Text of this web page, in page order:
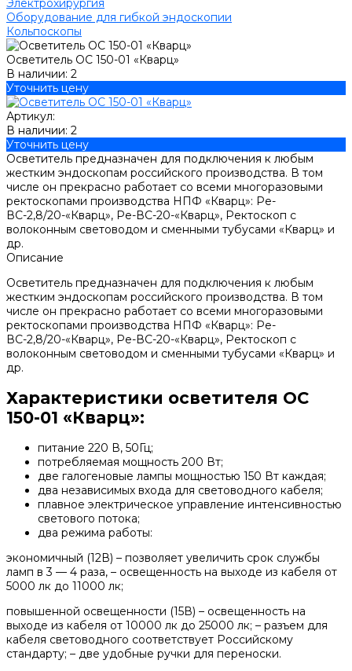
Оборудование для гибкой эндоскопии
Кольпоскопы
Осветитель ОС 150-01 «Кварц»
В наличии: 2
Уточнить цену
Артикул:
В наличии: 2
Уточнить цену
Осветитель предназначен для подключения к любым
жестким эндоскопам российского производства. В том
числе он прекрасно работает со всеми многоразовыми
ректоскопами производства НПФ «Кварц»: Ре-
ВС-2,8/20-«Кварц», Ре-ВС-20-«Кварц», Ректоскоп с
волоконным световодом и сменными тубусами «Кварц» и
др.
Описание
Осветитель предназначен для подключения к любым
жестким эндоскопам российского производства. В том
числе он прекрасно работает со всеми многоразовыми
ректоскопами производства НПФ «Кварц»: Ре-
ВС-2,8/20-«Кварц», Ре-ВС-20-«Кварц», Ректоскоп с
волоконным световодом и сменными тубусами «Кварц» и
др.
Характеристики осветителя ОС
150-01 «Кварц»:
питание 220 В, 50Гц;
потребляемая мощность 200 Вт;
две галогеновые лампы мощностью 150 Вт каждая;
два независимых входа для световодного кабеля;
плавное электрическое управление интенсивностью
светового потока;
два режима работы:
экономичный (12В) – позволяет увеличить срок службы
ламп в 3 — 4 раза, – освещенность на выходе из кабеля от
5000 лк до 11000 лк;
повышенной освещенности (15В) – освещенность на
выходе из кабеля от 10000 лк до 25000 лк; – разъем для
кабеля световодного соответствует Российскому
стандарту; – две удобные ручки для переноски.